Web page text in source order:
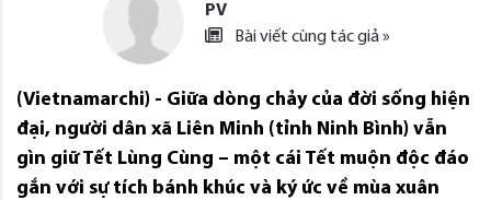
PV
Bài viết cùng tác giả »
(Vietnamarchi) - Giữa dòng chảy của đời sống hiện
đại, người dân xã Liên Minh (tỉnh Ninh Bình) vẫn
gìn giữ Tết Lùng Cùng – một cái Tết muộn độc đáo
gắn với sự tích bánh khúc và ký ức về mùa xuân